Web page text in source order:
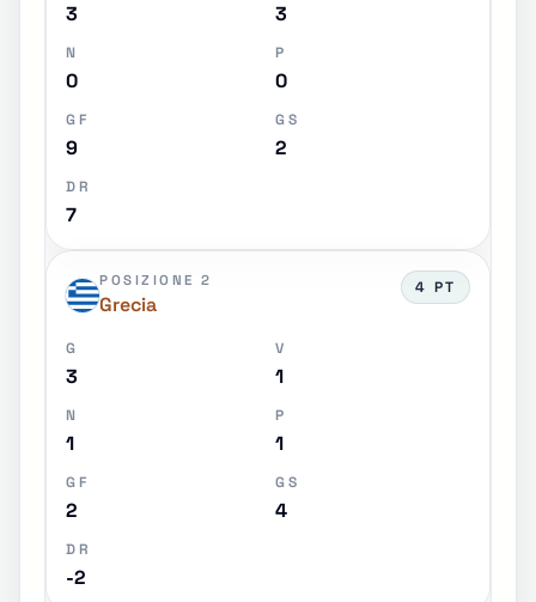
3 3
N
0
P
0
GF
9
GS
2
DR
7
POSIZIONE 2
Grecia
4 PT
G
3
V
1
N
1
P
1
GF
2
GS
4
DR
-2